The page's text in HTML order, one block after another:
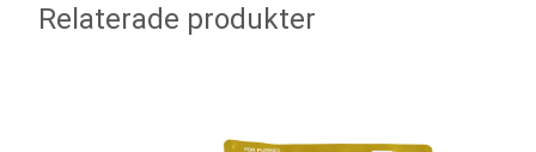
Relaterade produkter